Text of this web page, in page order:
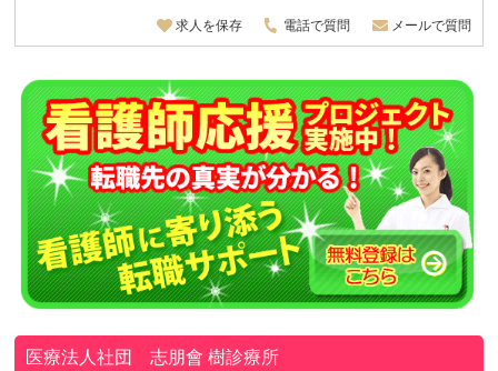
求人を保存 電話で質問 メールで質問
医療法人社団 志朋會樹診療所